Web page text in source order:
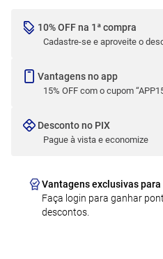
10% OFF na 1ª compra
Cadastre-se e aproveite o
Vantagens no app
15% OFF com o cupom
Desconto no PIX
Pague à vista e economize
Vantagens exclusivas
Faça login para ganhar
descontos.